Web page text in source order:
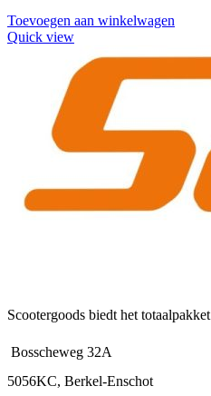
Toevoegen aan winkelwagen
Quick view
Scootergoods biedt het totaalpakket
Bosscheweg 32A
5056KC, Berkel-Enschot